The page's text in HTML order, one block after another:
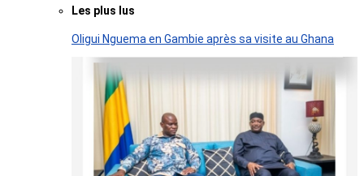
Les plus lus
Oligui Nguema en Gambie après sa visite au Ghana